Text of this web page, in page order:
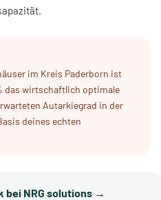
im Kreis Paderborn ist
das wirtschaftlich optimale
Autarkiegrad in der
deines echten
bei NRG solutions →